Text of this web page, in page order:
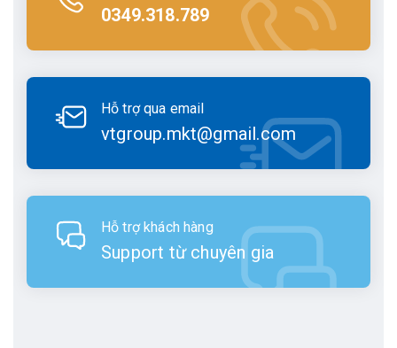
0349.318.789
Hỗ trợ qua email
vtgroup.mkt@gmail.com
Hỗ trợ khách hàng
Support từ chuyên gia